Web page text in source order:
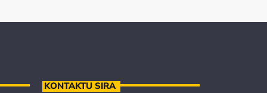
KONTAKTU SIRA